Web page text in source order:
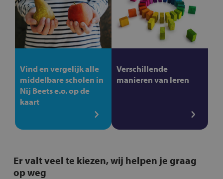
Vind en vergelijk alle
middelbare scholen in
Nij Beets e.o. op de
kaart
Verschillende
manieren van leren
Er valt veel te kiezen, wij helpen je graag
op weg